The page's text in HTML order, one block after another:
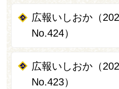
広報いしおか（
No.424）
広報いしおか（
No.423）